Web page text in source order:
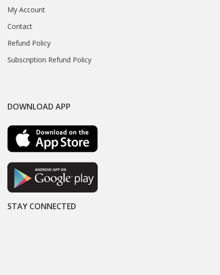
My Account
Contact
Refund Policy
Subscription Refund Policy
DOWNLOAD APP
STAY CONNECTED